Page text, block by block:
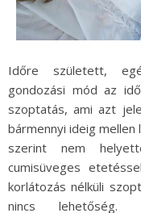
Időre született,
gondozási mód az
szoptatás, ami azt
bármennyi ideig
szerint nem
cumisüveges
korlátozás nélküli
nincs lehetőség.